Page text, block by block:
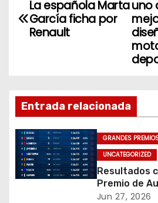
o
o
n
a
a
c
i
ó
uno
La española Marta
García ficha por
Renault
Entrada relacionada
GRANDES
UNCATEGORIZED
Resultados
Premio de
Jun 27, 2026